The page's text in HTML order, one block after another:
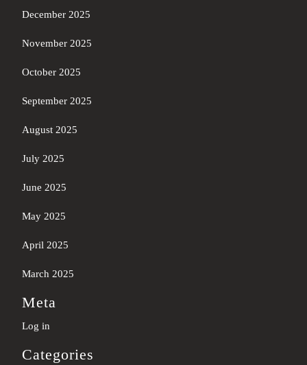
December 2025
November 2025
October 2025
September 2025
August 2025
July 2025
June 2025
May 2025
April 2025
March 2025
Meta
Log in
Categories